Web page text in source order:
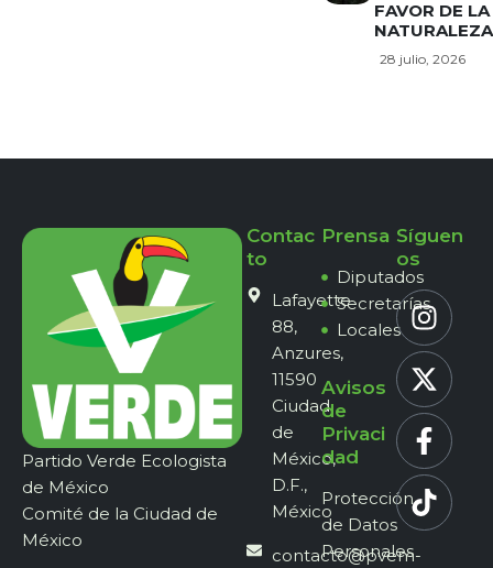
FAVOR DE LA
NATURALEZA
28 julio, 2026
Partido Verde Ecologista
de México
Comité de la Ciudad de
México
Contac
to
Lafayette
88,
Anzures,
11590
Ciudad
de
México,
D.F.,
México
contacto@pvem-
Prensa
Diputados
Secretarías
Locales
Avisos
de
Privaci
dad
Protección
de Datos
Personales
Síguen
os